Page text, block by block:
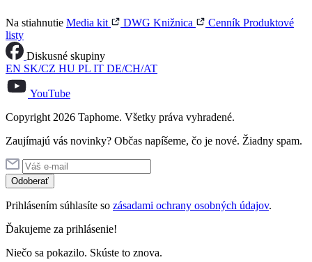
Na stiahnutie Media kit DWG Knižnica Cenník Produktové
listy
Diskusné skupiny
EN SK/CZ HU PL IT DE/CH/AT
YouTube
Copyright 2026 Taphome. Všetky práva vyhradené.
Zaujímajú vás novinky? Občas napíšeme, čo je nové. Žiadny spam.
Odoberať
Prihlásením súhlasíte so zásadami ochrany osobných údajov.
Ďakujeme za prihlásenie!
Niečo sa pokazilo. Skúste to znova.